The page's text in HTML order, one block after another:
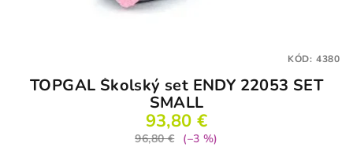
TOPGAL Školský set ENDY 22053 SET
SMALL
93,80 €
96,80 €
(–3 %)
KÓD: 4380